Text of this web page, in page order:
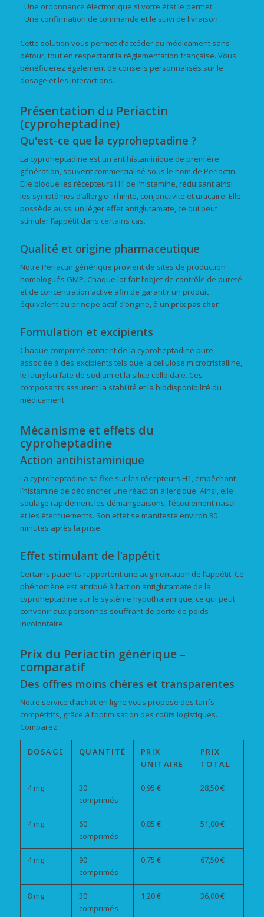
Une ordonnance électronique si votre état le permet.
Une confirmation de commande et le suivi de livraison.
Cette solution vous permet d’accéder au médicament sans
détour, tout en respectant la réglementation française. Vous
bénéficierez également de conseils personnalisés sur le
dosage et les interactions.
Présentation du Periactin
(cyproheptadine)
Qu'est-ce que la cyproheptadine ?
La cyproheptadine est un antihistaminique de première
génération, souvent commercialisé sous le nom de Periactin.
Elle bloque les récepteurs H1 de l’histamine, réduisant ainsi
les symptômes d’allergie : rhinite, conjonctivite et urticaire. Elle
possède aussi un léger effet antiglutamate, ce qui peut
stimuler l’appétit dans certains cas.
Qualité et origine pharmaceutique
Notre Periactin générique provient de sites de production
homologués GMP. Chaque lot fait l’objet de contrôle de pureté
et de concentration active afin de garantir un produit
équivalent au principe actif d’origine, à un prix pas cher.
Formulation et excipients
Chaque comprimé contient de la cyproheptadine pure,
associée à des excipients tels que la cellulose microcristalline,
le laurylsulfate de sodium et la silice colloïdale. Ces
composants assurent la stabilité et la biodisponibilité du
médicament.
Mécanisme et effets du
cyproheptadine
Action antihistaminique
La cyproheptadine se fixe sur les récepteurs H1, empêchant
l’histamine de déclencher une réaction allergique. Ainsi, elle
soulage rapidement les démangeaisons, l’écoulement nasal
et les éternuements. Son effet se manifeste environ 30
minutes après la prise.
Effet stimulant de l’appétit
Certains patients rapportent une augmentation de l’appétit. Ce
phénomène est attribué à l’action antiglutamate de la
cyproheptadine sur le système hypothalamique, ce qui peut
convenir aux personnes souffrant de perte de poids
involontaire.
Prix du Periactin générique –
comparatif
Des offres moins chères et transparentes
Notre service d’achaten ligne vous propose des tarifs
compétitifs, grâce à l’optimisation des coûts logistiques.
Comparez :
DOSAGE QUANTITÉ
PRIX
UNITAIRE
PRIX
TOTAL
4 mg
30
comprimés
0,95 € 28,50 €
4 mg
60
comprimés
0,85 € 51,00 €
4 mg
90
comprimés
0,75 € 67,50 €
8 mg
30
comprimés
1,20 € 36,00 €